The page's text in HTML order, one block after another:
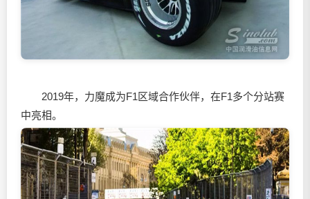
2019年，力魔成为F1区域合作伙伴，在F1多个分站赛
中亮相。